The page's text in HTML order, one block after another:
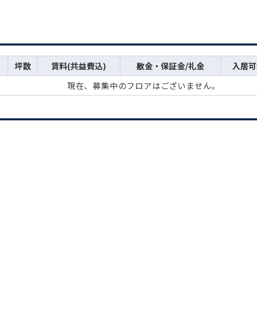
坪数 賃料(共益費込) 敷金・保証金/礼金 入居
現在、募集中のフロアはございません。